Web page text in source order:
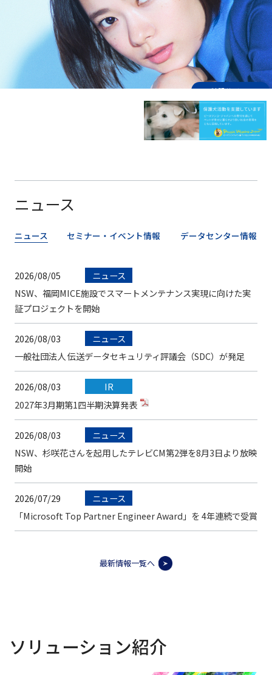
CM特設サイトへ
ニュース
ニュース セミナー・イベント情報 データセンター情報
2026/08/05
ニュース
NSW、福岡MICE施設でスマートメンテナンス実現に向けた実
証プロジェクトを開始
2026/08/03
ニュース
一般社団法人 伝送データセキュリティ評議会（SDC）が発足
2026/08/03
IR
2027年3月期第1四半期決算発表
2026/08/03
ニュース
NSW、杉咲花さんを起用したテレビCM第2弾を8月3日より放映
開始
2026/07/29
ニュース
「Microsoft Top Partner Engineer Award」を 4年連続で受賞
最新情報一覧へ
ソリューション紹介